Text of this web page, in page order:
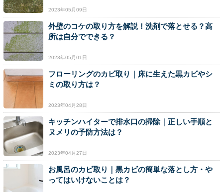
2023年05月09日
外壁のコケの取り方を解説！洗剤で落とせる？高
所は自分でできる？
2023年05月01日
フローリングのカビ取り｜床に生えた黒カビやシ
ミの取り方は？
2023年04月28日
キッチンハイターで排水口の掃除｜正しい手順と
ヌメリの予防方法は？
2023年04月27日
お風呂のカビ取り｜黒カビの簡単な落とし方・や
ってはいけないことは？